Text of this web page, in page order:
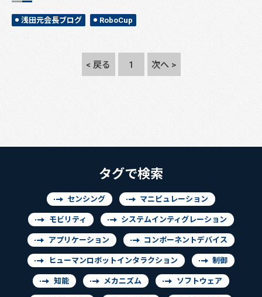
浅田元会長ブログ RoboCup
< 戻る 1 次へ >
タグで検索
センシング マニピュレーション
モビリティ システムインティグレーション
アプリケーション コンポーネントデバイス
ヒューマンロボットインタラクション 制御
知能 メカニズム ソフトウェア